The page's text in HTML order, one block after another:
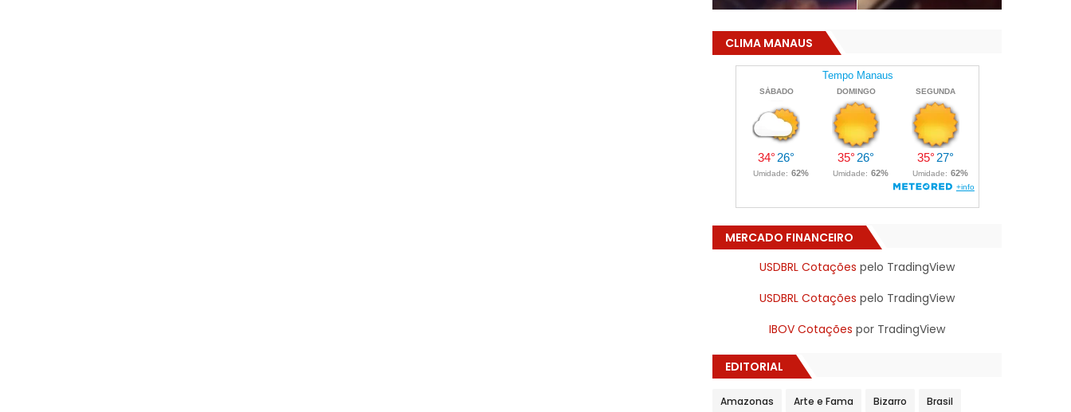
CLIMA MANAUS
MERCADO FINANCEIRO
USDBRL Cotações pelo TradingView
USDBRL Cotações pelo TradingView
IBOV Cotações por TradingView
EDITORIAL
Amazonas Arte e Fama Bizarro Brasil